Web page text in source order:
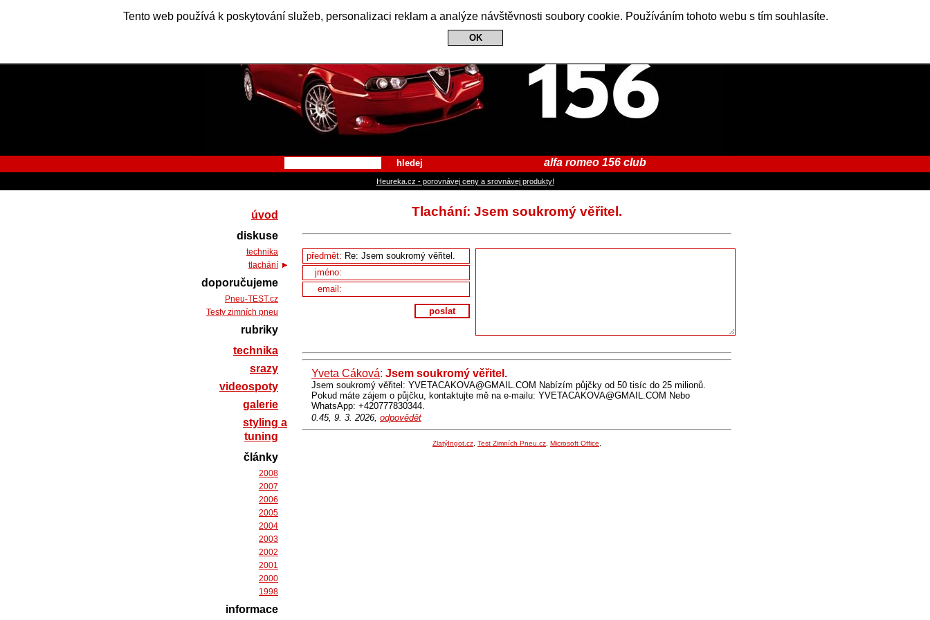
Tento web používá k poskytování služeb, personalizaci reklam a analýze návštěvnosti soubory cookie. Používáním tohoto webu s tím souhlasíte.
OK
Alfa Romeo 156 Club
hledej alfa romeo 156 club
Heureka.cz - porovnávej ceny a srovnávej produkty!
Tlachání: Jsem soukromý věřitel.
předmět:
jméno:
email:
poslat
Yveta Cáková: Jsem soukromý věřitel.
Jsem soukromý věřitel: YVETACAKOVA@GMAIL.COM Nabízím půjčky od 50 tisíc do 25 milionů.
Pokud máte zájem o půjčku, kontaktujte mě na e-mailu: YVETACAKOVA@GMAIL.COM Nebo
WhatsApp: +420777830344.
0.45, 9. 3. 2026, odpovědět
ZlatýIngot.cz Test Zimních Pneu.cz Microsoft Office
úvod
diskuse
technika
tlachání
doporučujeme
Pneu-TEST.cz
Testy zimních pneu
rubriky
technika
srazy
videospoty
galerie
styling a
tuning
články
2008
2007
2006
2005
2004
2003
2002
2001
2000
1998
informace